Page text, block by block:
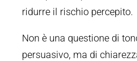
ridurre il rischio percepito.
Non è una questione di
persuasivo, ma di